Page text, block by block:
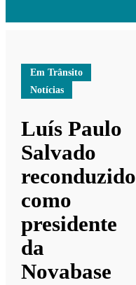
Em Trânsito
Notícias
Luís Paulo
Salvado
reconduzido
como
presidente
da
Novabase